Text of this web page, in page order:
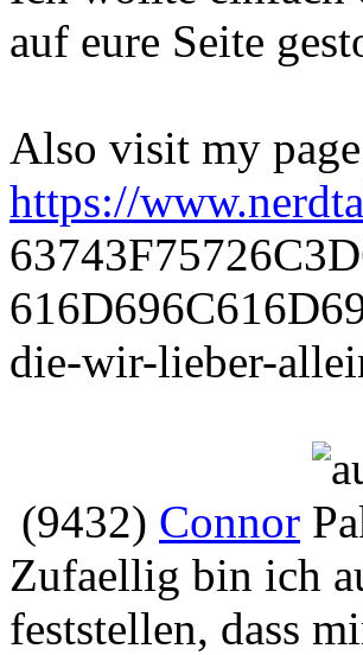
auf eure Seite
Also visit my
https://
die-wir-lieber-
(9432) Connor
Zufaellig bin ich
feststellen, dass